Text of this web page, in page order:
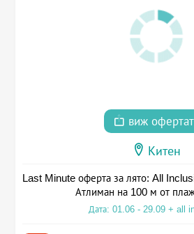
виж
Китен
Last Minute оферта за лято: All
Атлиман на 100 м от
Дата: 01.06 - 29.09 + all